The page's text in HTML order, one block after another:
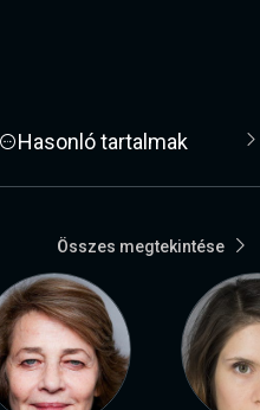
Hasonló tartalmak
Összes megtekintése